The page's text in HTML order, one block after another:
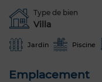
Type de bien
Villa
Jardin Piscine
Emplacement